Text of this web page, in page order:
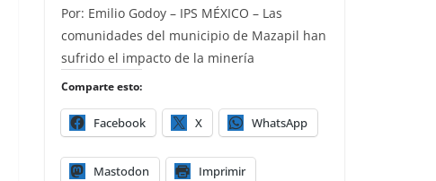
Por: Emilio Godoy – IPS MÉXICO – Las
comunidades del municipio de Mazapil han
sufrido el impacto de la minería
Comparte esto:
Facebook X WhatsApp
Mastodon Imprimir